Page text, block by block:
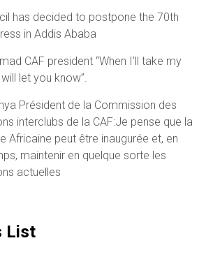
has decided to postpone the 70th
in Addis Ababa
CAF president “When I’ll take my
let you know”.
Président de la Commission des
interclubs de la CAF:Je pense que la
Africaine peut être inaugurée et, en
maintenir en quelque sorte les
actuelles
List